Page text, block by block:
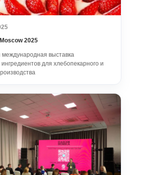
2025
выставка
для хлебопекарного и